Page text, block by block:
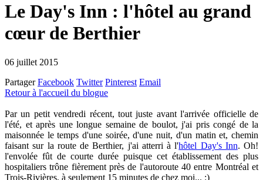
Le Day's Inn : l'hôtel au grand
cœur de Berthier
06 juillet 2015
Partager Facebook Twitter Pinterest Email
Retour à l'accueil du blogue
Par un petit vendredi récent, tout juste avant l'arrivée officielle de
l'été, et après une longue semaine de boulot, j'ai pris congé de la
maisonnée le temps d'une soirée, d'une nuit, d'un matin et, chemin
faisant sur la route de Berthier, j'ai atterri à l'hôtel Day's Inn. Oh!
l'envolée fût de courte durée puisque cet établissement des plus
hospitaliers trône fièrement près de l'autoroute 40 entre Montréal et
Trois-Rivières, à seulement 15 minutes de chez moi... :)